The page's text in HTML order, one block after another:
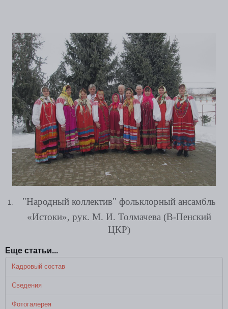
"Народный коллектив" фольклорный ансамбль
«Истоки», рук. М. И. Толмачева (В-Пенский
ЦКР)
Еще статьи...
Кадровый состав
Сведения
Фотогалерея